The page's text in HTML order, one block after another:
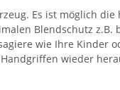
Es ist möglich
Blendschutz z.B.
wie Ihre Kinder
wieder